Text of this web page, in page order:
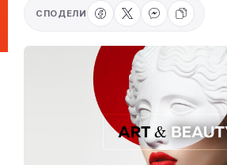
СПОДЕЛИ